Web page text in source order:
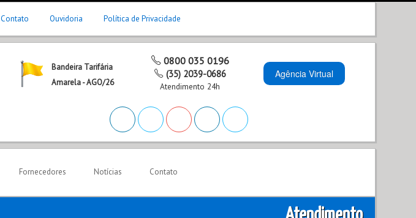
Contato Ouvidoria Política de Privacidade
Bandeira Tarifária
Amarela - AGO/26
0800 035 0196
(35) 2039-0686
Atendimento 24h
Agência Virtual
Fornecedores Notícias Contato